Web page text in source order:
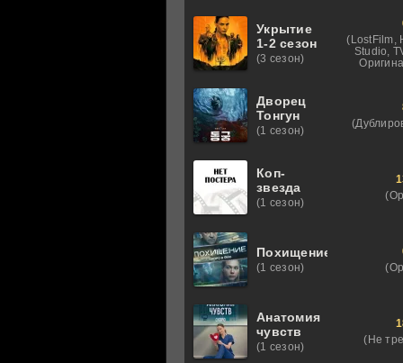
Укрытие
1-2 сезон
(3 сезон)
(LostFilm,
Studio,
Дворец
Тонгун
(1 сезон)
Коп-
звезда
(1 сезон)
Похищение
(1 сезон)
Анатомия
чувств
(1 сезон)
(Не